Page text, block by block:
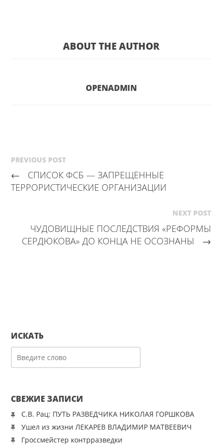
ABOUT THE AUTHOR
OPENADMIN
PREVIOUS POST
←
СПИСОК ФСБ — ЗАПРЕЩЕННЫЕ
ТЕРРОРИСТИЧЕСКИЕ ОРГАНИЗАЦИИ
NEXT POST
ЧУДОВИЩНЫЕ ПОСЛЕДСТВИЯ «РЕФОРМЫ
СЕРДЮКОВА» ДО КОНЦА НЕ ОСОЗНАНЫ
→
ИСКАТЬ
СВЕЖИЕ ЗАПИСИ
С.В. Рац: ПУТЬ РАЗВЕДЧИКА НИКОЛАЯ ГОРШКОВА
Ушел из жизни ЛЕКАРЕВ ВЛАДИМИР МАТВЕЕВИЧ
Гроссмейстер контрразведки